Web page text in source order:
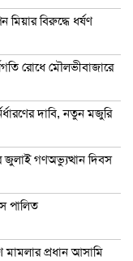
মিয়ার বিরুদ্ধে ধর্ষণ
রোধে মৌলভীবাজারে
দাবি, নতুন মজুরি
গণঅভ্যুত্থান দিবস
পালিত
মামলার প্রধান আসামি